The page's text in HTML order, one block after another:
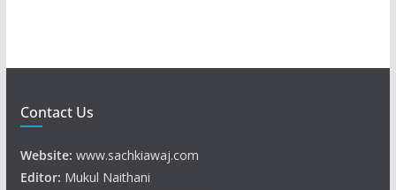
Contact Us
Website: www.sachkiawaj.com
Editor: Mukul Naithani